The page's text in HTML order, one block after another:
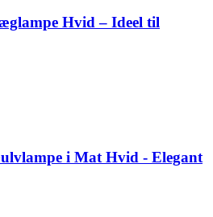
Hvid – Ideel til
i Mat Hvid - Elegant